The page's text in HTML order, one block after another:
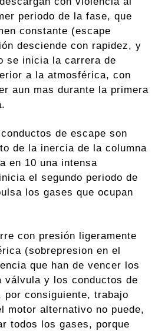
periodo de la fase, que
constante (escape
desciende con rapidez, y
se inicia la carrera de
a la atmosférica, con
aun mas durante la primera
de escape son
de la inercia de la columna
en 10 una intensa
el segundo periodo de
los gases que ocupan
con presión ligeramente
(sobrepresion en el
que han de vencer los
válvula y los conductos de
por consiguiente, trabajo
motor alternativo no puede,
todos los gases, porque